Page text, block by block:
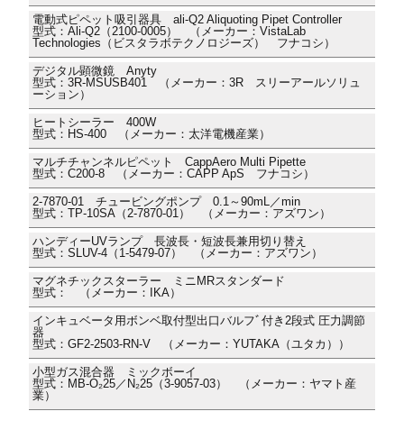
電動式ピペット吸引器具 ali-Q2 Aliquoting Pipet Controller
型式：Ali-Q2（2100-0005） （メーカー：VistaLab
Technologies（ビスタラボテクノロジーズ） フナコシ）
デジタル顕微鏡 Anyty
型式：3R-MSUSB401 （メーカー：3R スリーアールソリュ
ーション）
ヒートシーラー 400W
型式：HS-400 （メーカー：太洋電機産業）
マルチチャンネルピペット CappAero Multi Pipette
型式：C200-8 （メーカー：CAPP ApS フナコシ）
2-7870-01 チュービングポンプ 0.1～90mL／min
型式：TP-10SA（2-7870-01） （メーカー：アズワン）
ハンディーUVランプ 長波長・短波長兼用切り替え
型式：SLUV-4（1-5479-07） （メーカー：アズワン）
マグネチックスターラー ミニMRスタンダード
型式： （メーカー：IKA）
インキュベータ用ボンベ取付型出口バルフﾞ付き2段式 圧力調節
器
型式：GF2-2503-RN-V （メーカー：YUTAKA（ユタカ））
小型ガス混合器 ミックボーイ
型式：MB-O₂25／N₂25（3-9057-03） （メーカー：ヤマト産
業）